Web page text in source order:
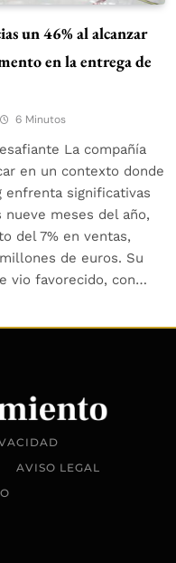
un 46% al alcanzar
en la entrega de
6 Minutos
La compañía
en un contexto donde
enfrenta significativas
meses del año,
del 7% en ventas,
de euros. Su
vio favorecido, con…
AVISO LEGAL